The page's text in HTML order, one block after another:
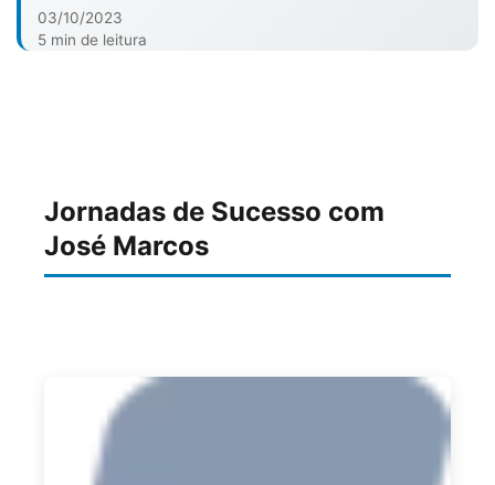
03/10/2023
5 min de leitura
Jornadas de Sucesso com
José Marcos